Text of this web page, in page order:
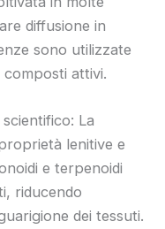
diffusione in
sono utilizzate
attivi.
La
lenitive e
e terpenoidi
riducendo
dei tessuti.